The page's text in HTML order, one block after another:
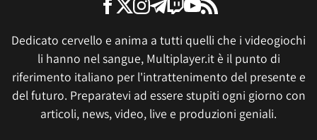
Dedicato cervello e anima a tutti quelli che i videogiochi
li hanno nel sangue, Multiplayer.it è il punto di
riferimento italiano per l'intrattenimento del presente e
del futuro. Preparatevi ad essere stupiti ogni giorno con
articoli, news, video, live e produzioni geniali.